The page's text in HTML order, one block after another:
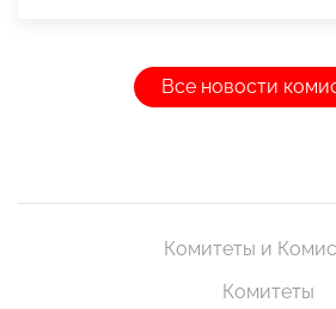
Все новости
Комитеты и
Комитеты